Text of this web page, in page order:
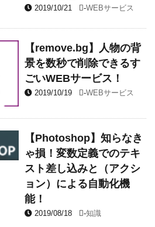
2019/10/21 -WEBサービス
【remove.bg】人物の背
景を数秒で削除できるす
ごいWEBサービス！
2019/10/19 -WEBサービス
【Photoshop】知らなき
ゃ損！変数定義でのテキ
スト差し込みと（アクシ
ョン）による自動化機
能！
2019/08/18 -知識